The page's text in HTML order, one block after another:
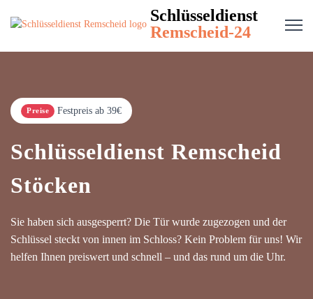
Schlüsseldienst
Remscheid-24
Preise Festpreis ab 39€
Schlüsseldienst Remscheid
Stöcken
Sie haben sich ausgesperrt? Die Tür wurde zugezogen und der
Schlüssel steckt von innen im Schloss? Kein Problem für uns! Wir
helfen Ihnen preiswert und schnell – und das rund um die Uhr.